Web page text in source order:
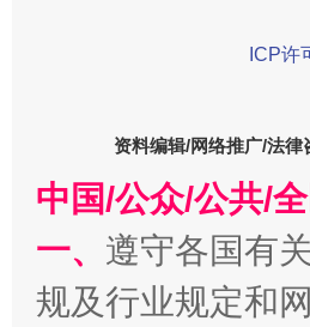
千年窑火 生生不息
ICP许
资料编辑/网络推广/法律
中国/公众/公共/
一、 遵守各国有
规及行业规定和